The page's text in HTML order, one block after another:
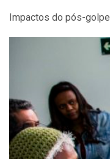
Impactos do pós-golpe